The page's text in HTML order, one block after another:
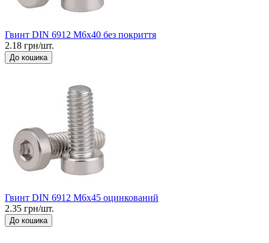
Гвинт DIN 6912 М6x40 без покриття
2.18 грн/шт.
До кошика
Гвинт DIN 6912 М6x45 оцинкований
2.35 грн/шт.
До кошика